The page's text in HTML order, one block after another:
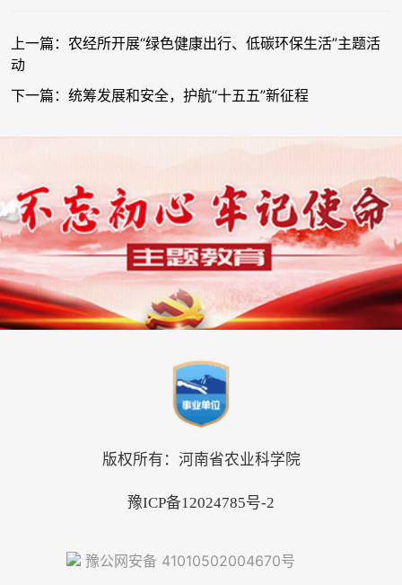
上一篇：农经所开展“绿色健康出行、低碳环保生活”主题活
动
下一篇：统筹发展和安全，护航“十五五”新征程
版权所有：河南省农业科学院
豫ICP备12024785号-2
豫公网安备 41010502004670号